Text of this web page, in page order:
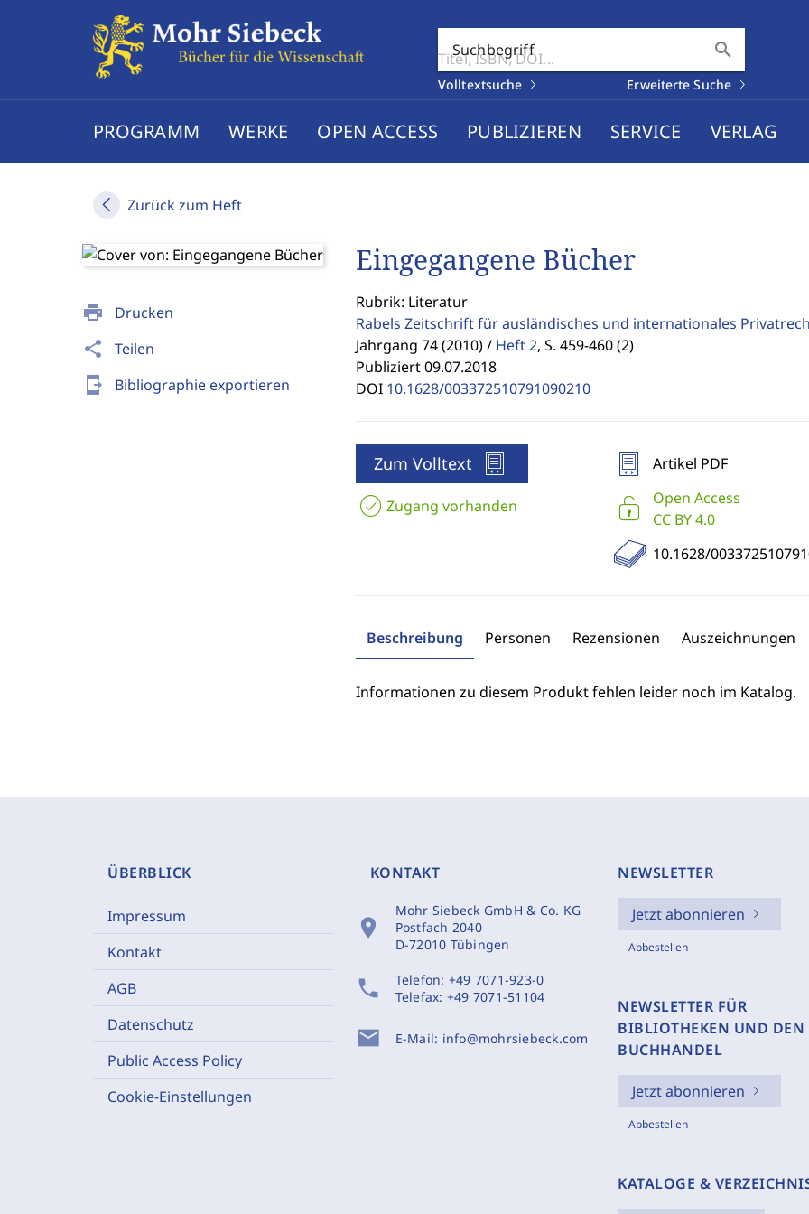
Suchbegriff search
Volltextsuche Erweiterte Suche
PROGRAMM WERKE OPEN ACCESS PUBLIZIEREN SERVICE VERLAG
Zurück zum Heft
print Drucken
share Teilen
send_to_mobile Bibliographie exportieren
Eingegangene Bücher
Rubrik: Literatur
Rabels Zeitschrift für ausländisches und internationales
Jahrgang 74 (2010) / Heft 2, S. 459-460 (2)
Publiziert 09.07.2018
DOI 10.1628/003372510791090210
Zum Volltext
Zugang vorhanden
Artikel PDF
Open Access
CC BY 4.0
10.1628/
Beschreibung Personen Rezensionen Auszeichnungen
Informationen zu diesem Produkt fehlen leider noch im Katalog.
ÜBERBLICK
Impressum
Kontakt
AGB
Datenschutz
Public Access Policy
Cookie-Einstellungen
KONTAKT
location_on
Mohr Siebeck GmbH & Co. KG
Postfach 2040
D-72010 Tübingen
phone Telefon: +49 7071-923-0
Telefax: +49 7071-51104
mail E-Mail: info@mohrsiebeck.com
NEWSLETTER
Jetzt abonnieren
Abbestellen
NEWSLETTER FÜR
BIBLIOTHEKEN UND DEN
BUCHHANDEL
Jetzt abonnieren
Abbestellen
KATALOGE &